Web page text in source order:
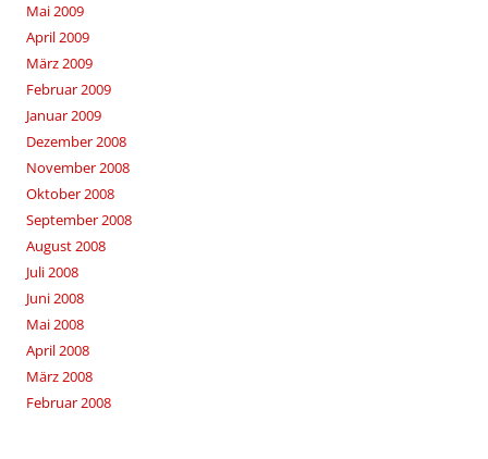
Mai 2009
April 2009
März 2009
Februar 2009
Januar 2009
Dezember 2008
November 2008
Oktober 2008
September 2008
August 2008
Juli 2008
Juni 2008
Mai 2008
April 2008
März 2008
Februar 2008